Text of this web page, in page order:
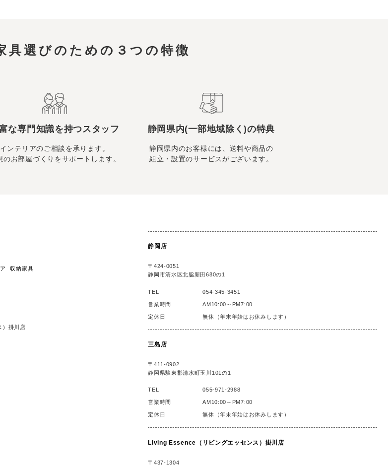
具選びのための ３つの特徴
な専門知識を持つスタッフ
インテリアのご相談を承ります。
のお部屋づくりをサポートします。
静岡県内(一部地域除く)の特典
静岡県内のお客様には、送料や商品の
組立・設置のサービスがございます。
収納家具
）掛川店
静岡店
〒424-0051
静岡市清水区北脇新田680の1
TEL 054-345-3451
営業時間 AM10:00～PM7:00
定休日 無休（年末年始はお休みします）
三島店
〒411-0902
静岡県駿東郡清水町玉川101の1
TEL 055-971-2988
営業時間 AM10:00～PM7:00
定休日 無休（年末年始はお休みします）
Living Essence（リビングエッセンス）掛川店
〒437-1304